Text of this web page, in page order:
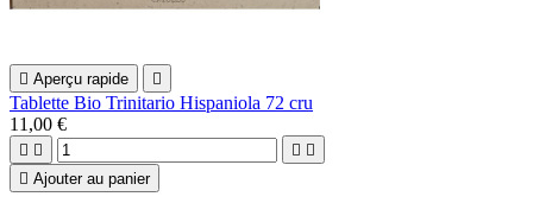
 Aperçu rapide 
Tablette Bio Trinitario Hispaniola 72 cru
11,00 €
   
 Ajouter au panier